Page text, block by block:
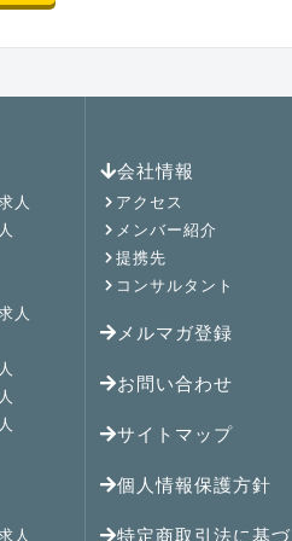
人
人
人
会社情報
アクセス
メンバー紹介
提携先
コンサルタント
メルマガ登録
お問い合わせ
サイトマップ
個人情報保護方針
特定商取引法に基づ